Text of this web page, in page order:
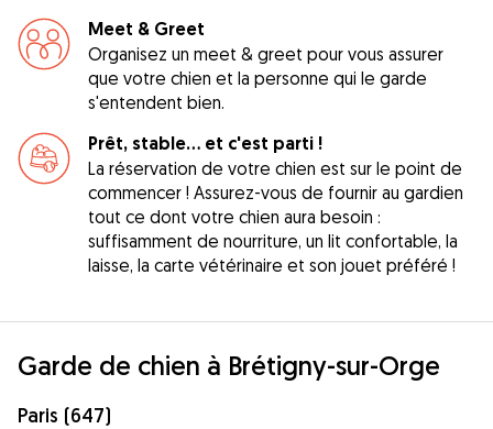
Meet & Greet
Organisez un meet & greet pour vous assurer
que votre chien et la personne qui le garde
s'entendent bien.
Prêt, stable... et c'est parti !
La réservation de votre chien est sur le point de
commencer ! Assurez-vous de fournir au gardien
tout ce dont votre chien aura besoin :
suffisamment de nourriture, un lit confortable, la
laisse, la carte vétérinaire et son jouet préféré !
Garde de chien à Brétigny-sur-Orge
Paris (647)